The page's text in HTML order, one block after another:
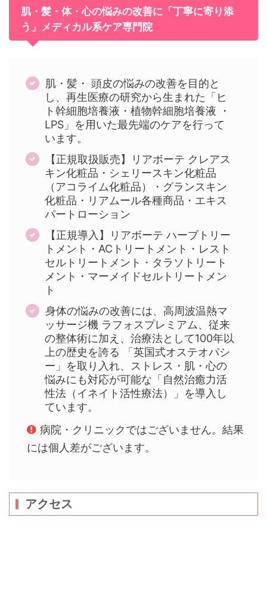
肌・髪・体・心の悩みの改善に「丁寧に寄り添
う」メディカル系ケア専門院
肌・髪・ 頭皮の悩みの改善を目的と
し、再生医療の研究から生まれた「ヒ
ト幹細胞培養液・植物幹細胞培養液 ・
LPS」を用いた最先端のケアを行って
います。
【正規取扱販売】リアボーテ クレアス
キン化粧品・シェリースキン化粧品
（アコライム化粧品）・グランスキン
化粧品・リアムール各種商品・エキス
パートローション
【正規導入】リアボーテ ハーブトリー
トメント・ACトリートメント・レスト
セルトリートメント・タラソトリート
メント・マーメイドセルトリートメン
ト
身体の悩みの改善には、高周波温熱マ
ッサージ機 ラフォスプレミアム、従来
の整体術に加え、治療法として100年以
上の歴史を誇る 「英国式オステオパシ
ー」を取り入れ、ストレス・肌・心の
悩みにも対応が可能な「自然治癒力活
性法（イネイト活性療法）」を導入し
ています。
病院・クリニックではございません。結果
には個人差がございます。
アクセス